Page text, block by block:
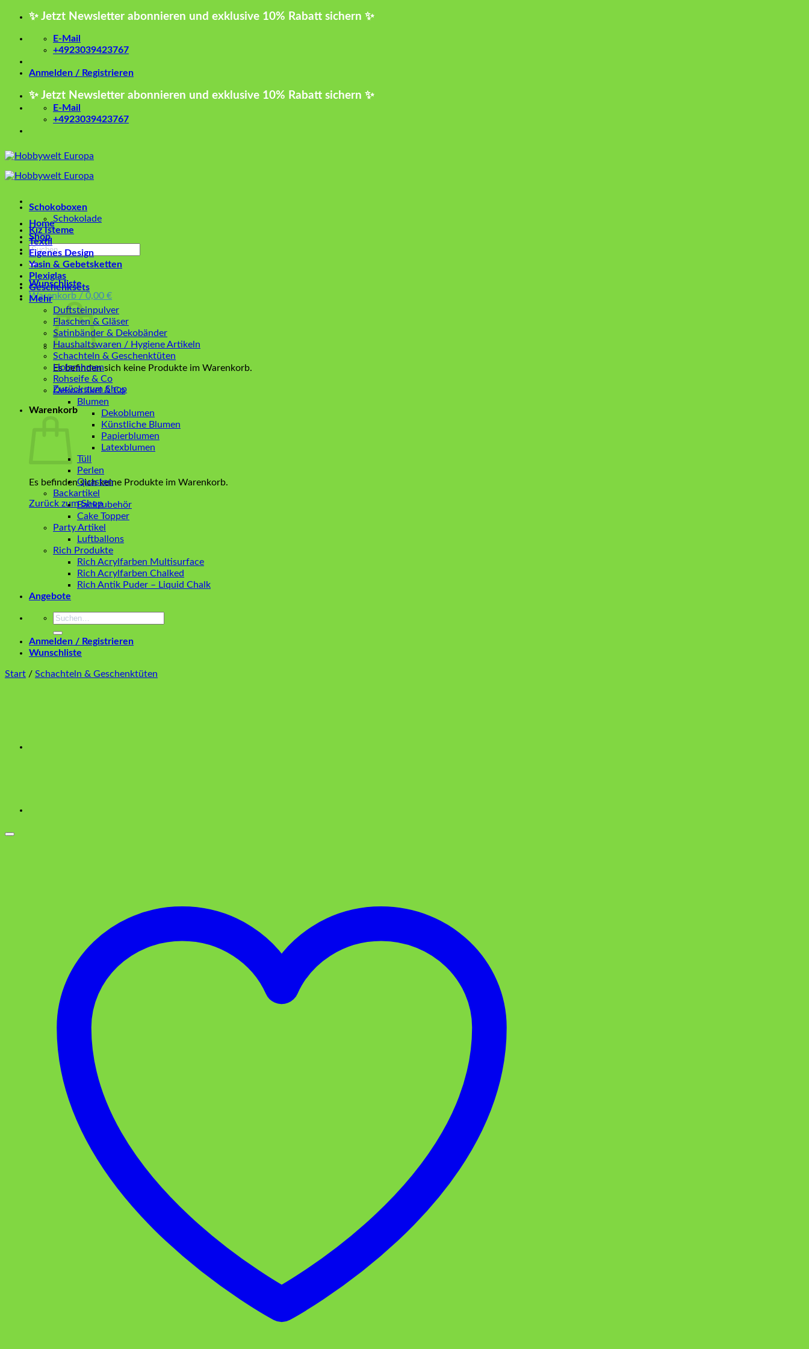
Zum
springen
✨ Jetzt Newsletter abonnieren und exklusive 10% Rabatt sichern ✨
E-Mail
+4923039423767
Anmelden / Registrieren
✨ Jetzt Newsletter abonnieren und exklusive 10% Rabatt sichern ✨
E-Mail
+4923039423767
Home
Shop
Suchen
nach:
Wunschliste
Warenkorb / 0,00 €
Es befinden sich keine Produkte im Warenkorb.
Zurück zum Shop
Warenkorb
Es befinden sich keine Produkte im Warenkorb.
Zurück zum Shop
Schokoboxen
Schokolade
Kız İsteme
Textil
Eigenes Design
Yasin & Gebetsketten
Plexiglas
Geschenksets
Mehr
Duftsteinpulver
Flaschen & Gläser
Satinbänder & Dekobänder
Haushaltswaren / Hygiene Artikeln
Schachteln & Geschenktüten
Holzrahmen
Rohseife & Co
Dekoartikel & Co
Blumen
Dekoblumen
Künstliche Blumen
Papierblumen
Latexblumen
Tüll
Perlen
Quasten
Backartikel
Backzubehör
Cake Topper
Party Artikel
Luftballons
Rich Produkte
Rich Acrylfarben Multisurface
Rich Acrylfarben Chalked
Rich Antik Puder – Liquid Chalk
Angebote
Suchen
Anmelden / Registrieren
Wunschliste
Start / Schachteln & Geschenktüten